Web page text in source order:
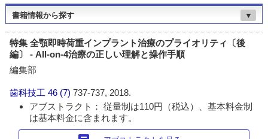
書籍情報から探す ▼
特集 全顎即時荷重インプラント治療のプライオリティ〔後
編〕 - All-on-4治療の正しい理解と操作手順
編集部
歯科技工 46 (7)737-737, 2018.
アブストラクト： 従量制は110円（税込）、基本料金制
は基本料金に含まれます。